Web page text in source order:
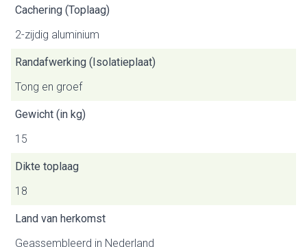
Cachering (Toplaag)
2-zijdig aluminium
Randafwerking (Isolatieplaat)
Tong en groef
Gewicht (in kg)
15
Dikte toplaag
18
Land van herkomst
Geassembleerd in Nederland